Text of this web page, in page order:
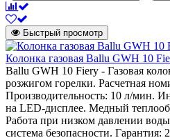
Быстрый просмотр
Колонка газовая Ballu GWH 10
Ballu GWH 10 Fiery - Газовая
розжигом горелки. Расчетная
Производительность: 10 л/мин.
на LED-дисплее. Медный
Работа при низком давлении
система безопасности. Гарантия: